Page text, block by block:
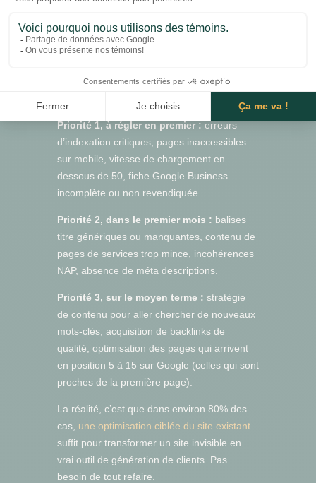
faut les prioriser. La règle de base :
commence par ce qui a le plus d’impact avec
majorité des PME québécoises, ça
Priorité 1, à régler en premier : erreurs
d’indexation critiques, pages inaccessibles
sur mobile, vitesse de chargement en
dessous de 50, fiche Google Business
incomplète ou non revendiquée.
Priorité 2, dans le premier mois : balises
titre génériques ou manquantes, contenu de
pages de services trop mince, incohérences
NAP, absence de méta descriptions.
Priorité 3, sur le moyen terme : stratégie
de contenu pour aller chercher de nouveaux
mots-clés, acquisition de backlinks de
qualité, optimisation des pages qui arrivent
en position 5 à 15 sur Google (celles qui sont
proches de la première page).
La réalité, c’est que dans environ 80% des
cas, une optimisation ciblée du site existant
suffit pour transformer un site invisible en
vrai outil de génération de clients. Pas
besoin de tout refaire.